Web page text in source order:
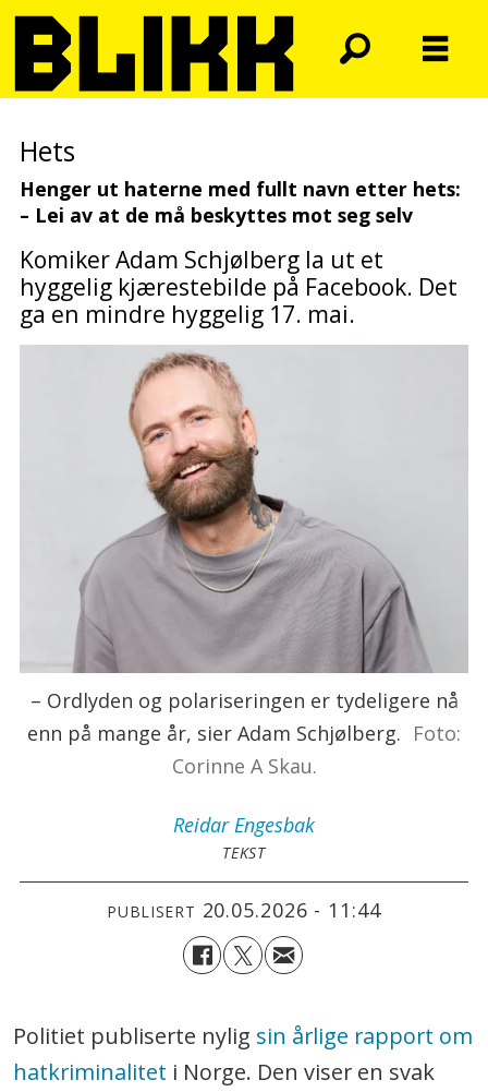
Hets
Henger ut haterne med fullt navn etter hets:
– Lei av at de må beskyttes mot seg selv
Komiker Adam Schjølberg la ut et
hyggelig kjærestebilde på Facebook. Det
ga en mindre hyggelig 17. mai.
– Ordlyden og polariseringen er tydeligere nå
enn på mange år, sier Adam Schjølberg. Foto:
Corinne A Skau.
Reidar Engesbak
TEKST
PUBLISERT 20.05.2026 - 11:44
Politiet publiserte nylig sin årlige rapport om
hatkriminalitet i Norge. Den viser en svak